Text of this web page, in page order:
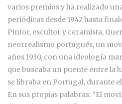
varios premios y ha realizado
periódicas desde 1942 hasta
Pintor, escultor y ceramista,
neorrealismo portugués, un
años 1930, con una ideología
que buscaba un puente entre la
se libraba en Portugal, durante
En sus propias palabras: “El